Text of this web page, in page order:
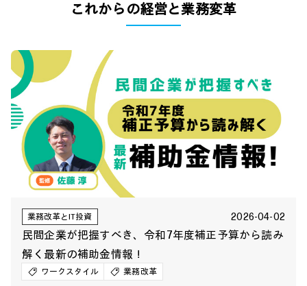
これからの経営と業務変革
業務改革とIT投資 2026-04-02
民間企業が把握すべき、令和7年度補正予算から読み
解く最新の補助金情報！
ワークスタイル 業務改革